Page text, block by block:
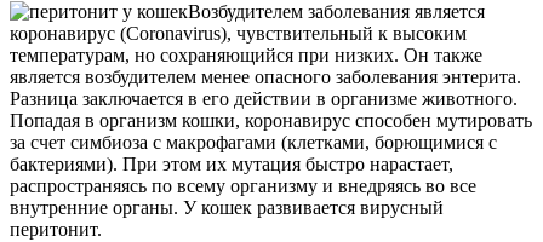
Возбудителем заболевания является
коронавирус (Coronavirus), чувствительный к высоким
температурам, но сохраняющийся при низких. Он также
является возбудителем менее опасного заболевания энтерита.
Разница заключается в его действии в организме животного.
Попадая в организм кошки, коронавирус способен мутировать
за счет симбиоза с макрофагами (клетками, борющимися с
бактериями). При этом их мутация быстро нарастает,
распространяясь по всему организму и внедряясь во все
внутренние органы. У кошек развивается вирусный
перитонит.